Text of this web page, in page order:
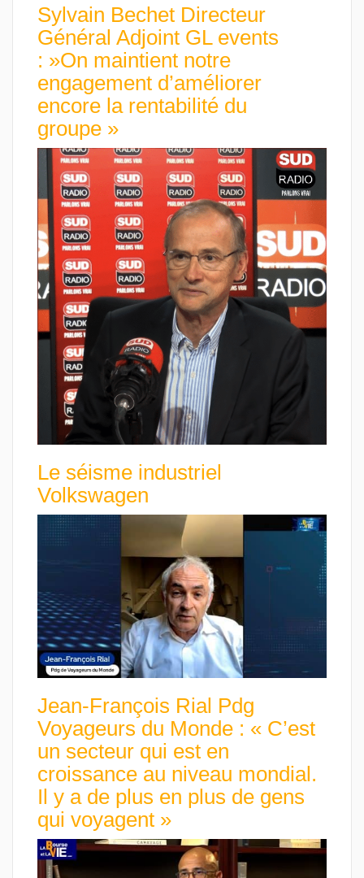
Sylvain Bechet Directeur
Général Adjoint GL events
: »On maintient notre
engagement d’améliorer
encore la rentabilité du
groupe »
Le séisme industriel
Volkswagen
Jean-François Rial Pdg
Voyageurs du Monde : « C’est
un secteur qui est en
croissance au niveau mondial.
Il y a de plus en plus de gens
qui voyagent »